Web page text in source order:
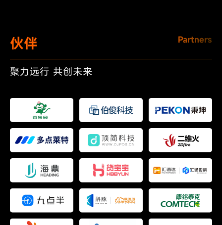
伙伴 Partners
聚力远行 共创未来